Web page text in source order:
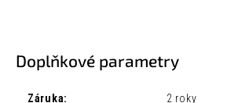
Doplňkové parametry
Záruka: 2 roky